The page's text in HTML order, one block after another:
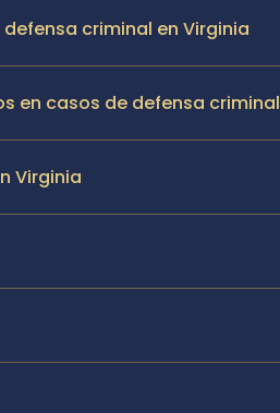
criminal en Virginia
en casos de defensa criminal
Virginia